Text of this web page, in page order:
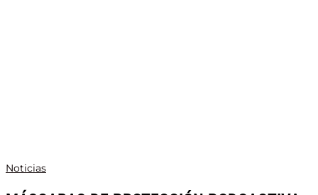
Noticias